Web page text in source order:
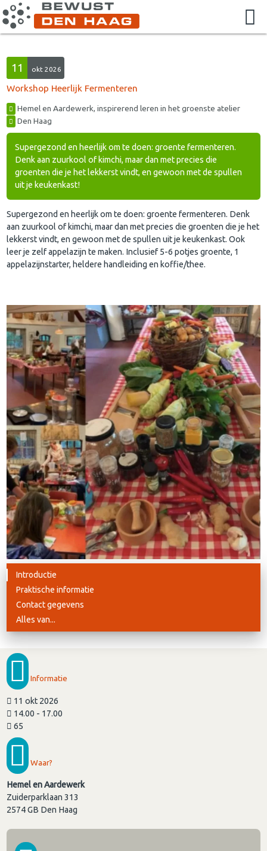
11 okt 2026
Workshop Heerlijk Fermenteren
Hemel en Aardewerk, inspirerend leren in het groenste atelier
Den Haag
Supergezond en heerlijk om te doen: groente fermenteren.
Denk aan zuurkool of kimchi, maar dan met precies die
groenten die je het lekkerst vindt, en gewoon met de spullen
uit je keukenkast!
Supergezond en heerlijk om te doen: groente fermenteren. Denk
aan zuurkool of kimchi, maar dan met precies die groenten die je het
lekkerst vindt, en gewoon met de spullen uit je keukenkast. Ook
leer je zelf appelazijn te maken. Inclusief 5-6 potjes groente, 1
appelazijnstarter, heldere handleiding en koffie/thee.
Introductie
Praktische informatie
Contact gegevens
Alles van...
Informatie
11 okt 2026
14.00 - 17.00
65
Waar?
Hemel en Aardewerk
Zuiderparklaan 313
2574 GB Den Haag